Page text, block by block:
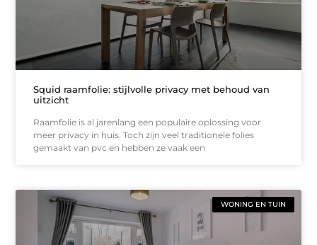
Squid raamfolie: stijlvolle privacy met behoud van
uitzicht
Raamfolie is al jarenlang een populaire oplossing voor
meer privacy in huis. Toch zijn veel traditionele folies
gemaakt van pvc en hebben ze vaak een
WONING EN TUIN